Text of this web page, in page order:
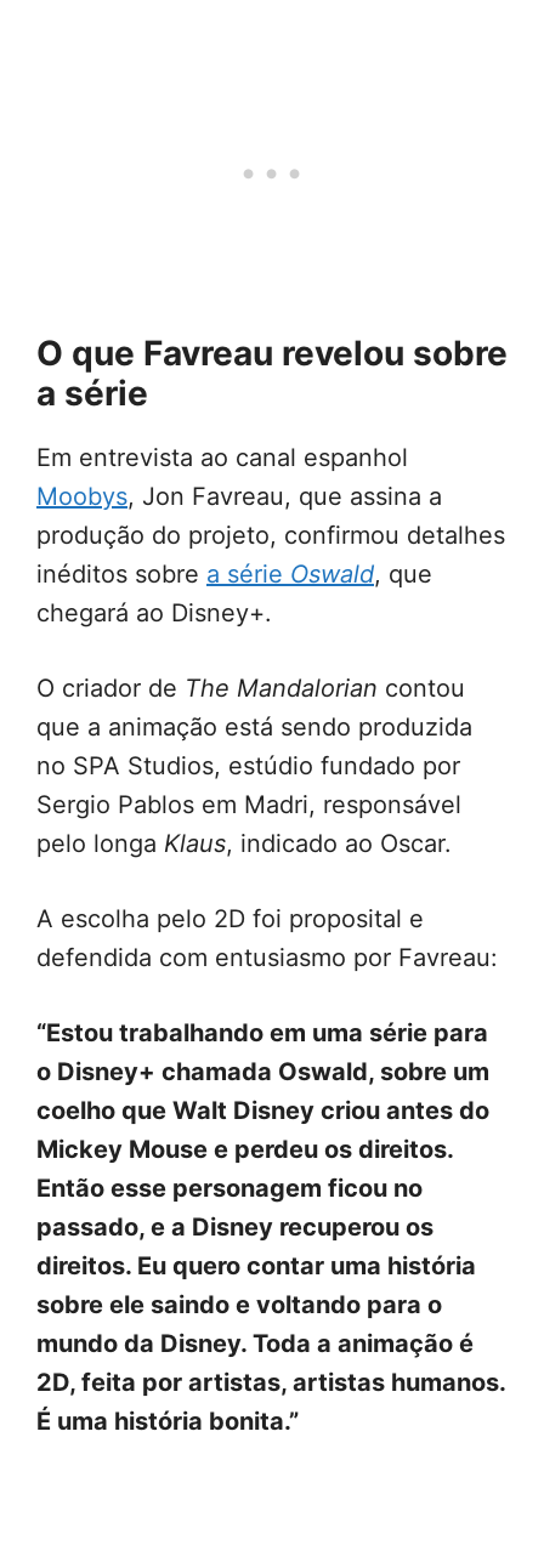
O que Favreau revelou sobre
a série
Em entrevista ao canal espanhol
Moobys, Jon Favreau, que assina a
produção do projeto, confirmou detalhes
inéditos sobre a série Oswald, que
chegará ao Disney+.
O criador de The Mandalorian contou
que a animação está sendo produzida
no SPA Studios, estúdio fundado por
Sergio Pablos em Madri, responsável
pelo longa Klaus, indicado ao Oscar.
A escolha pelo 2D foi proposital e
defendida com entusiasmo por Favreau:
“Estou trabalhando em uma série para
o Disney+ chamada Oswald, sobre um
coelho que Walt Disney criou antes do
Mickey Mouse e perdeu os direitos.
Então esse personagem ficou no
passado, e a Disney recuperou os
direitos. Eu quero contar uma história
sobre ele saindo e voltando para o
mundo da Disney. Toda a animação é
2D, feita por artistas, artistas humanos.
É uma história bonita.”